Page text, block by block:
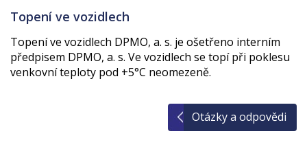
Topení ve vozidlech
Topení ve vozidlech DPMO, a. s. je ošetřeno interním
předpisem DPMO, a. s. Ve vozidlech se topí při poklesu
venkovní teploty pod +5°C neomezeně.
Otázky a odpovědi